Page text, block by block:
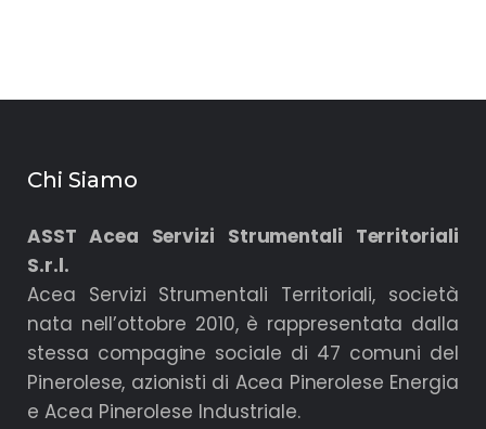
Chi Siamo
ASST Acea Servizi Strumentali Territoriali
S.r.l.
Acea Servizi Strumentali Territoriali, società
nata nell’ottobre 2010, è rappresentata dalla
stessa compagine sociale di 47 comuni del
Pinerolese, azionisti di Acea Pinerolese Energia
e Acea Pinerolese Industriale.